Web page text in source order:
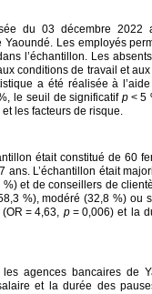
du 03 décembre
Les employés
l’échantillon. Les
conditions de travail et
a été réalisée à
le seuil de significatifp < 5
les facteurs de risque.
était constitué de 60
7 ans. L’échantillon était
%) et de conseillers de
%), modéré (32,8 %) ou
= 4,63, p = 0,006) et la
agences bancaires de
et la durée des